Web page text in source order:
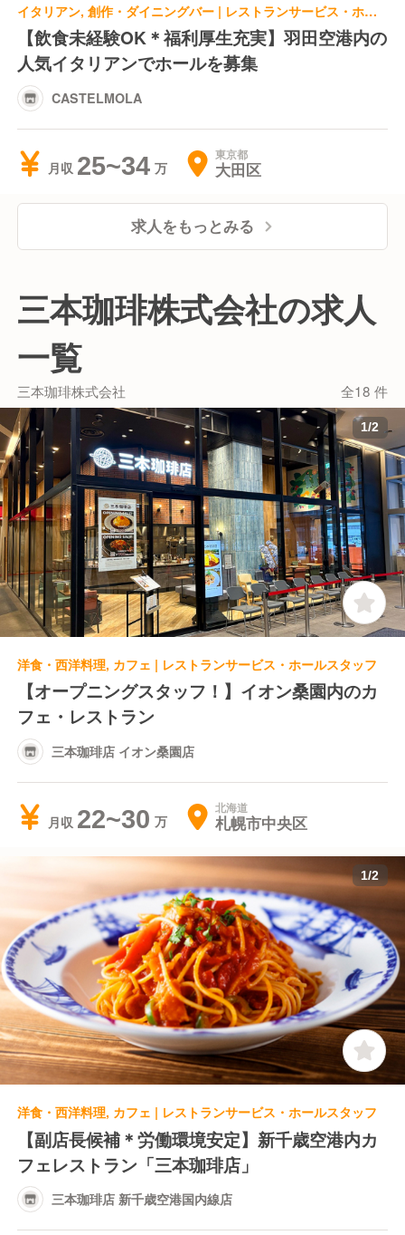
イタリアン, 創作・ダイニングバー | レストランサービス・ホールスタッフ
【飲食未経験OK＊福利厚生充実】羽田空港内の
人気イタリアンでホールを募集
CASTELMOLA
月収 25~34 東京都
大田区
求人をもっとみる
三本珈琲株式会社の求人
一覧
三本珈琲株式会社 全18 件
1/2
洋食・西洋料理, カフェ | レストランサービス・ホールスタッフ
【オープニングスタッフ！】イオン桑園内のカ
フェ・レストラン
三本珈琲店 イオン桑園店
月収 22~30 北海道
札幌市中央区
1/2
洋食・西洋料理, カフェ | レストランサービス・ホールスタッフ
【副店長候補＊労働環境安定】新千歳空港内カ
フェレストラン「三本珈琲店」
三本珈琲店 新千歳空港国内線店